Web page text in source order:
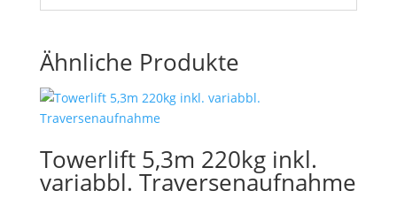
Ähnliche Produkte
Towerlift 5,3m 220kg inkl.
variabbl. Traversenaufnahme